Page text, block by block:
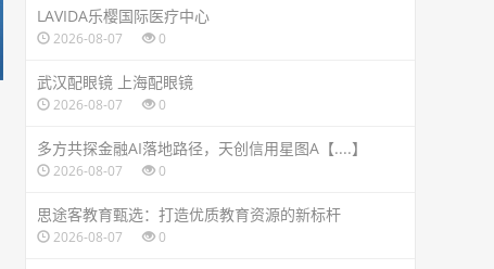
LAVIDA乐樱国际医疗中心
2026-08-07 0
武汉配眼镜 上海配眼镜
2026-08-07 0
多方共探金融AI落地路径，天创信用星图A【....】
2026-08-07 0
思途客教育甄选：打造优质教育资源的新标杆
2026-08-07 0